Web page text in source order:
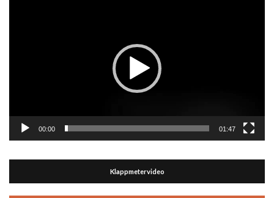
00:00 01:47
Klappmetervideo